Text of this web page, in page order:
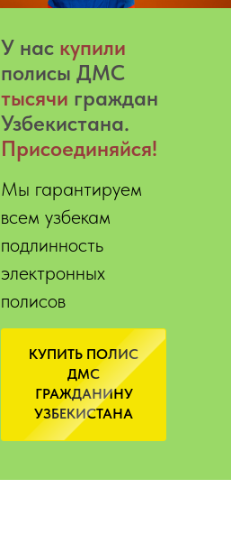
У нас купили
полисы ДМС
тысячи граждан
Узбекистана.
Присоединяйся!
Мы гарантируем
всем узбекам
подлинность
электронных
полисов
КУПИТЬ ПОЛИС
ДМС
ГРАЖДАНИНУ
УЗБЕКИСТАНА